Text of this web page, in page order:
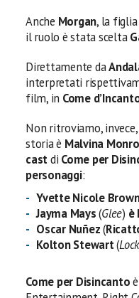
Anche Morgan, la figlia
il ruolo è stata scelta
Direttamente da
interpretati
film, in Come
Non ritroviamo, invece,
storia è Malvina
castdi Come per
personaggi:
Yvette Nicole
Jayma Mays(Glee) è
Oscar Nuñez(
Kolton Stewart(
Come per Disincanto